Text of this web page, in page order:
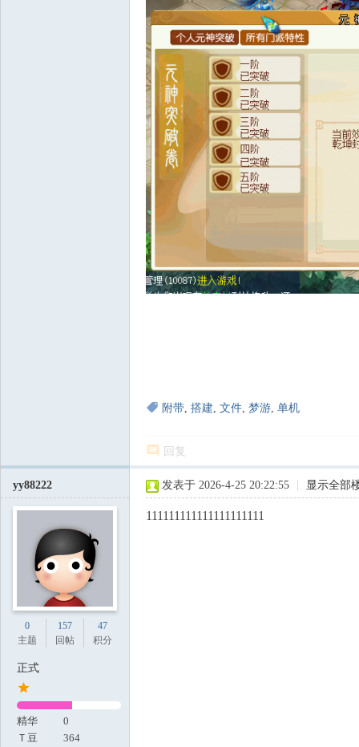
附带, 搭建, 文件, 梦游, 单机
回复
yy88222
0
主题
157
回帖
47
积分
正式
精华
0
Ｔ豆
364
发表于 2026-4-25 20:22:55 显示全部
111111111111111111111